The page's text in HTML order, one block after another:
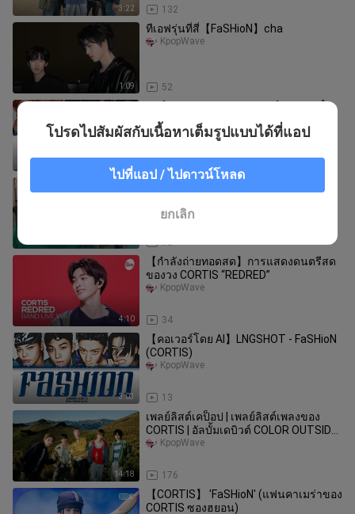
3:22 132
1:09
ทีเอฟรุ่นที่สี่【FaSHioN】cha
52
KpopWave
คอร์ทิส «Mention Me» เวอร์ชันแยกเนื้อ
เพลง ไฟล์เสียง
39
KpopWave
คอร์ทิส - ไลฟ์วิทยุ REDRED｜260505
15
4:10
【กำลังถ่ายทอดสด】การแสดงดนตรีสด
ของวง CORTIS “REDRED”
34
KpopWave
3:03
【คอเวอร์โดย AI】LNGSHOT - FaSHioN
(CORTIS)
13
KpopWave
14:18
เพลย์ลิสต์เคป็อป | เพลย์ลิสต์เพลงของ
CORTIS | อัลบั้มเดบิวต์ COLOR OUTSIDE
THE LINES | สองภาษา | ชมม
176
KpopWave
【CORTIS】 'FaSHioN' (แฟนคาเมร่าของ
CORTIS ซองฮยอน)
โปรดไปสัมผัสกับเนื้อหาเต็มรูปแบบได้ที่แอป
ไปที่แอป / ไปดาวน์โหลด
ยกเลิก